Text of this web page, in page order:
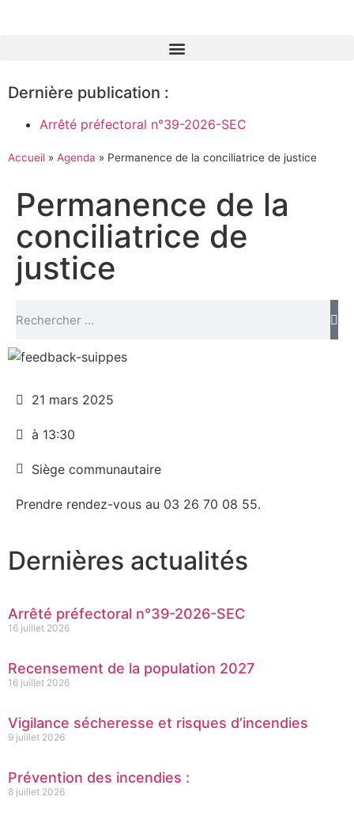
Dernière publication :
Arrêté préfectoral n°39-2026-SEC
Accueil » Agenda » Permanence de la conciliatrice de justice
Permanence de la
conciliatrice de
justice
Prendre rendez-vous au 03 26 70 08 55.
21 mars 2025
à 13:30
Siège communautaire
Dernières actualités
Arrêté préfectoral n°39-2026-SEC
16 juillet 2026
Recensement de la population 2027
16 juillet 2026
Vigilance sécheresse et risques d’incendies
9 juillet 2026
Prévention des incendies :
8 juillet 2026